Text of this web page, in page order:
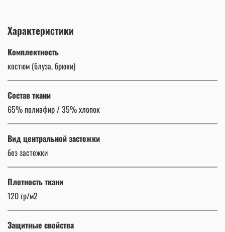
Характеристики
Комплектность
костюм (блуза, брюки)
Состав ткани
65% полиэфир / 35% хлопок
Вид центральной застежки
без застежки
Плотность ткани
120 гр/м2
Защитные свойства